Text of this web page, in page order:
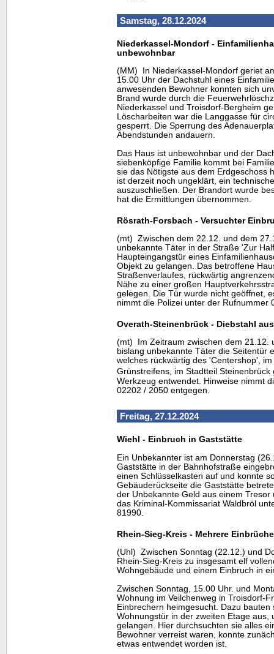
Samstag, 28.12.2024
Niederkassel-Mondorf -
unbewohnbar
(MM) In Niederkassel-Mondorf geriet
15.00 Uhr der Dachstuhl eines
anwesenden Bewohner konnten sich
Brand wurde durch die
Niederkassel und Troisdorf-Bergheim
Löscharbeiten war die Langgasse für
gesperrt. Die Sperrung des
Abendstunden andauern.
Das Haus ist unbewohnbar und der
siebenköpfige Familie kommt bei
sie das Nötigste aus dem Erdgeschoss
ist derzeit noch ungeklärt, ein
auszuschließen. Der Brandort wurde
hat die Ermittlungen übernommen.
Rösrath-Forsbach - Versuchter
(mt) Zwischen dem 22.12. und dem
unbekannte Täter in der Straße 'Zur
Haupteingangstür eines
Objekt zu gelangen. Das betroffene
Straßenverlaufes, rückwärtig
Nähe zu einer großen
gelegen. Die Tür wurde nicht geöffnet,
nimmt die Polizei unter der Rufnummer
Overath-Steinenbrück - Diebstahl
(mt) Im Zeitraum zwischen dem 21.12.
bislang unbekannte Täter die Seitentür
welches rückwärtig des 'Centershop',
Grünstreifens, im Stadtteil
Werkzeug entwendet. Hinweise nimmt
02202 / 2050 entgegen.
Freitag, 27.12.2024
Wiehl - Einbruch in Gaststätte
Ein Unbekannter ist am Donnerstag
Gaststätte in der Bahnhofstraße
einen Schlüsselkasten auf und konnte
Gebäuderückseite die Gaststätte
der Unbekannte Geld aus einem
das Kriminal-Kommissariat Waldbröl
81990.
Rhein-Sieg-Kreis - Mehrere
(Uhl) Zwischen Sonntag (22.12.) und
Rhein-Sieg-Kreis zu insgesamt elf
Wohngebäude und einem Einbruch in
Zwischen Sonntag, 15.00 Uhr. und
Wohnung im Veilchenweg in Troisdorf-
Einbrechern heimgesucht. Dazu
Wohnungstür in der zweiten Etage aus,
gelangen. Hier durchsuchten sie alles
Bewohner verreist waren, konnte
etwas entwendet worden ist.